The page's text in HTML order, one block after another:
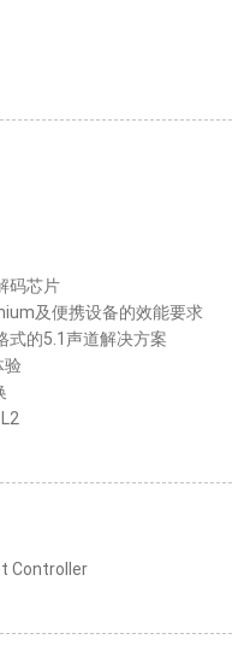
码芯片
及便携设备的效能要求
式的5.1声道解决方案
验
Controller